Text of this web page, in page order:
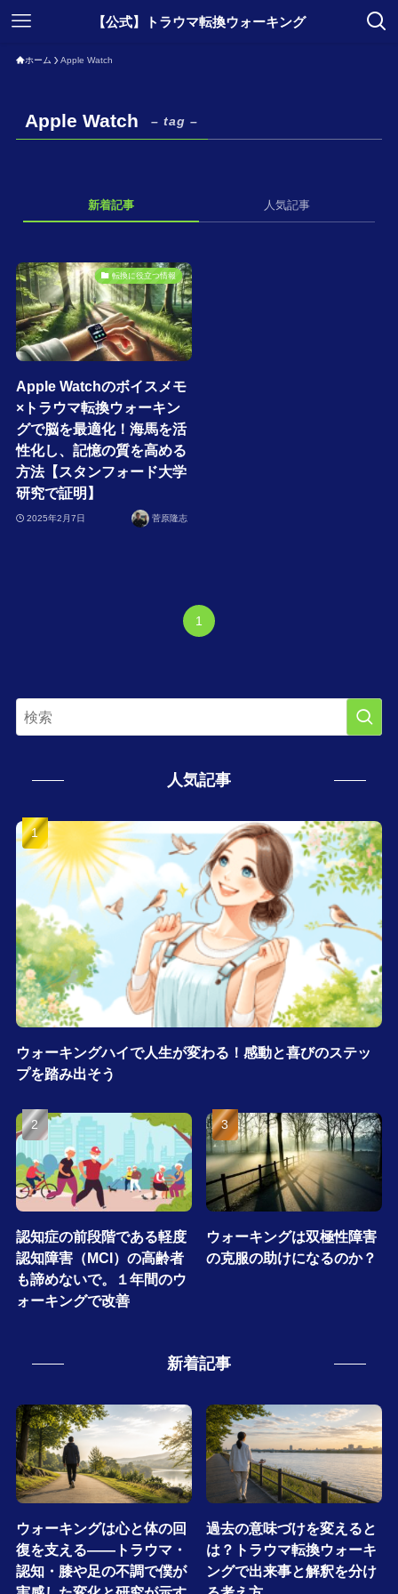
【公式】トラウマ転換ウォーキング
ホーム Apple Watch
Apple Watch – tag –
新着記事 人気記事
転換に役立つ情報
Apple Watchのボイスメモ
×トラウマ転換ウォーキン
グで脳を最適化！海馬を活
性化し、記憶の質を高める
方法【スタンフォード大学
研究で証明】
2025年2月7日 菅原隆志
1
人気記事
ウォーキングハイで人生が変わる！感動と喜びのステッ
プを踏み出そう
認知症の前段階である軽度
認知障害（MCI）の高齢者
も諦めないで。１年間のウ
ォーキングで改善
ウォーキングは双極性障害
の克服の助けになるのか？
新着記事
ウォーキングは心と体の回
復を支える――トラウマ・
認知・膝や足の不調で僕が
過去の意味づけを変えると
は？トラウマ転換ウォーキ
ングで出来事と解釈を分け